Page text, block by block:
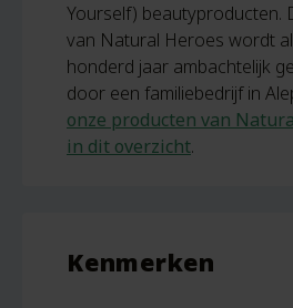
Yourself) beautyproducten.
van Natural Heroes wordt
honderd jaar ambachtelijk
door een familiebedrijf in
onze producten van
in dit overzicht.
Kenmerken